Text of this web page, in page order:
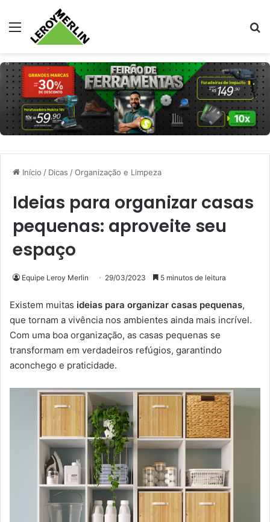
Menu
Início / Dicas /Organização e Limpeza
Ideias para organizar casas
pequenas: aproveite seu
espaço
Equipe Leroy Merlin 29/03/2023 5 minutos de leitura
Existem muitas ideias para organizar casas pequenas,
que tornam a vivência nos ambientes ainda mais incrível.
Com uma boa organização, as casas pequenas se
transformam em verdadeiros refúgios, garantindo
aconchego e praticidade.